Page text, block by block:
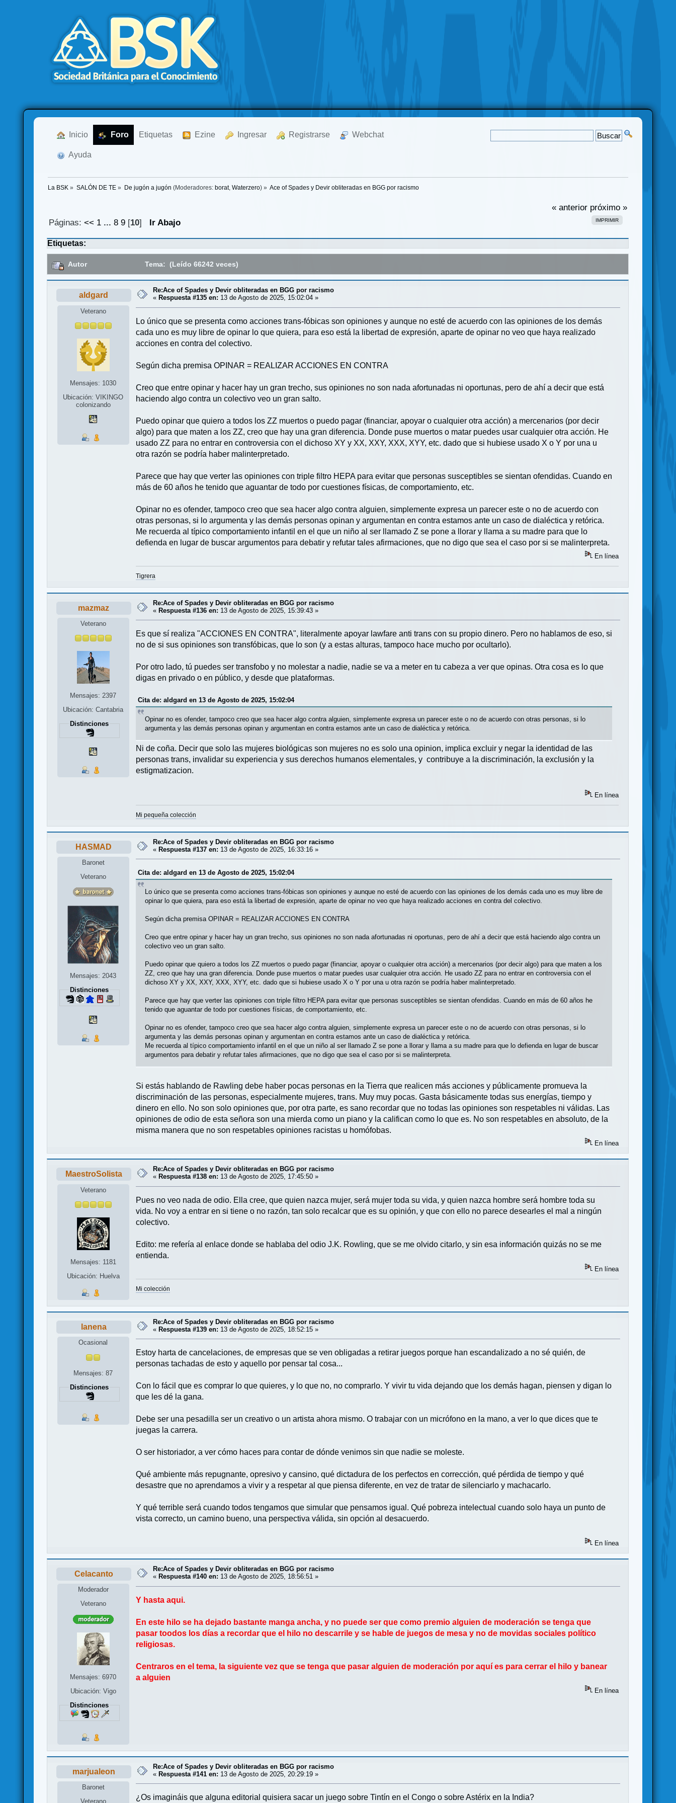
Inicio Foro Etiquetas Ezine Ingresar Registrarse Webchat
Ayuda
La BSK » SALÓN DE TE » De jugón a jugón (Moderadores: borat, Waterzero) » Ace of Spades y Devir obliteradas en BGG por racismo
« anterior próximo »
IMPRIMIR
Páginas: << 1 ... 8 9[10] Ir Abajo
Etiquetas:
Autor Tema: (Leído 66242 veces)
aldgard
Veterano
Mensajes: 1030
Ubicación: VIKINGO
colonizando
Re:Ace of Spades y Devir obliteradas en BGG por racismo
« Respuesta #135 en: 13 de Agosto de 2025, 15:02:04 »
Lo único que se presenta como acciones trans-fóbicas son opiniones y aunque no esté de acuerdo con las opiniones de los demás
cada uno es muy libre de opinar lo que quiera, para eso está la libertad de expresión, aparte de opinar no veo que haya realizado
acciones en contra del colectivo.
Según dicha premisa OPINAR = REALIZAR ACCIONES EN CONTRA
Creo que entre opinar y hacer hay un gran trecho, sus opiniones no son nada afortunadas ni oportunas, pero de ahí a decir que está
haciendo algo contra un colectivo veo un gran salto.
Puedo opinar que quiero a todos los ZZ muertos o puedo pagar (financiar, apoyar o cualquier otra acción) a mercenarios (por decir
algo) para que maten a los ZZ, creo que hay una gran diferencia. Donde puse muertos o matar puedes usar cualquier otra acción. He
usado ZZ para no entrar en controversia con el dichoso XY y XX, XXY, XXX, XYY, etc. dado que si hubiese usado X o Y por una u
otra razón se podría haber malinterpretado.
Parece que hay que verter las opiniones con triple filtro HEPA para evitar que personas susceptibles se sientan ofendidas. Cuando en
más de 60 años he tenido que aguantar de todo por cuestiones físicas, de comportamiento, etc.
Opinar no es ofender, tampoco creo que sea hacer algo contra alguien, simplemente expresa un parecer este o no de acuerdo con
otras personas, si lo argumenta y las demás personas opinan y argumentan en contra estamos ante un caso de dialéctica y retórica.
Me recuerda al típico comportamiento infantil en el que un niño al ser llamado Z se pone a llorar y llama a su madre para que lo
defienda en lugar de buscar argumentos para debatir y refutar tales afirmaciones, que no digo que sea el caso por si se malinterpreta.
En línea
Tigrera
mazmaz
Veterano
Mensajes: 2397
Ubicación: Cantabria
Distinciones
Re:Ace of Spades y Devir obliteradas en BGG por racismo
«Respuesta #136 en: 13 de Agosto de 2025, 15:39:43 »
Es que sí realiza "ACCIONES EN CONTRA", literalmente apoyar lawfare anti trans con su propio dinero. Pero no hablamos de eso, si
no de si sus opiniones son transfóbicas, que lo son (y a estas alturas, tampoco hace mucho por ocultarlo).
Por otro lado, tú puedes ser transfobo y no molestar a nadie, nadie se va a meter en tu cabeza a ver que opinas. Otra cosa es lo que
digas en privado o en público, y desde que plataformas.
Cita de: aldgard en 13 de Agosto de 2025, 15:02:04
Opinar no es ofender, tampoco creo que sea hacer algo contra alguien, simplemente expresa un parecer este o no de acuerdo con otras personas, si lo
argumenta y las demás personas opinan y argumentan en contra estamos ante un caso de dialéctica y retórica.
Ni de coña. Decir que solo las mujeres biológicas son mujeres no es solo una opinion, implica excluir y negar la identidad de las
personas trans, invalidar su experiencia y sus derechos humanos elementales, y contribuye a la discriminación, la exclusión y la
estigmatizacion.
En línea
Mi pequeña colección
HASMAD
Baronet
Veterano
Mensajes: 2043
Distinciones
Re:Ace of Spades y Devir obliteradas en BGG por racismo
«Respuesta #137 en: 13 de Agosto de 2025, 16:33:16 »
Cita de: aldgard en 13 de Agosto de 2025, 15:02:04
Lo único que se presenta como acciones trans-fóbicas son opiniones y aunque no esté de acuerdo con las opiniones de los demás cada uno es muy libre de
opinar lo que quiera, para eso está la libertad de expresión, aparte de opinar no veo que haya realizado acciones en contra del colectivo.
Según dicha premisa OPINAR = REALIZAR ACCIONES EN CONTRA
Creo que entre opinar y hacer hay un gran trecho, sus opiniones no son nada afortunadas ni oportunas, pero de ahí a decir que está haciendo algo contra un
colectivo veo un gran salto.
Puedo opinar que quiero a todos los ZZ muertos o puedo pagar (financiar, apoyar o cualquier otra acción) a mercenarios (por decir algo) para que maten a los
ZZ, creo que hay una gran diferencia. Donde puse muertos o matar puedes usar cualquier otra acción. He usado ZZ para no entrar en controversia con el
dichoso XY y XX, XXY, XXX, XYY, etc. dado que si hubiese usado X o Y por una u otra razón se podría haber malinterpretado.
Parece que hay que verter las opiniones con triple filtro HEPA para evitar que personas susceptibles se sientan ofendidas. Cuando en más de 60 años he
tenido que aguantar de todo por cuestiones físicas, de comportamiento, etc.
Opinar no es ofender, tampoco creo que sea hacer algo contra alguien, simplemente expresa un parecer este o no de acuerdo con otras personas, si lo
argumenta y las demás personas opinan y argumentan en contra estamos ante un caso de dialéctica y retórica.
Me recuerda al típico comportamiento infantil en el que un niño al ser llamado Z se pone a llorar y llama a su madre para que lo defienda en lugar de buscar
argumentos para debatir y refutar tales afirmaciones, que no digo que sea el caso por si se malinterpreta.
Si estás hablando de Rawling debe haber pocas personas en la Tierra que realicen más acciones y públicamente promueva la
discriminación de las personas, especialmente mujeres, trans. Muy muy pocas. Gasta básicamente todas sus energías, tiempo y
dinero en ello. No son solo opiniones que, por otra parte, es sano recordar que no todas las opiniones son respetables ni válidas. Las
opiniones de odio de esta señora son una mierda como un piano y la califican como lo que es. No son respetables en absoluto, de la
misma manera que no son respetables opiniones racistas u homófobas.
En línea
MaestroSolista
Veterano
Mensajes: 1181
Ubicación: Huelva
Re:Ace of Spades y Devir obliteradas en BGG por racismo
« Respuesta #138 en: 13 de Agosto de 2025, 17:45:50 »
Pues no veo nada de odio. Ella cree, que quien nazca mujer, será mujer toda su vida, y quien nazca hombre será hombre toda su
vida. No voy a entrar en si tiene o no razón, tan solo recalcar que es su opinión, y que con ello no parece desearles el mal a ningún
colectivo.
Edito: me refería al enlace donde se hablaba del odio J.K. Rowling, que se me olvido citarlo, y sin esa información quizás no se me
entienda.
En línea
Mi colección
lanena
Ocasional
Mensajes: 87
Distinciones
Re:Ace of Spades y Devir obliteradas en BGG por racismo
« Respuesta #139 en: 13 de Agosto de 2025, 18:52:15 »
Estoy harta de cancelaciones, de empresas que se ven obligadas a retirar juegos porque han escandalizado a no sé quién, de
personas tachadas de esto y aquello por pensar tal cosa...
Con lo fácil que es comprar lo que quieres, y lo que no, no comprarlo. Y vivir tu vida dejando que los demás hagan, piensen y digan lo
que les dé la gana.
Debe ser una pesadilla ser un creativo o un artista ahora mismo. O trabajar con un micrófono en la mano, a ver lo que dices que te
juegas la carrera.
O ser historiador, a ver cómo haces para contar de dónde venimos sin que nadie se moleste.
Qué ambiente más repugnante, opresivo y cansino, qué dictadura de los perfectos en corrección, qué pérdida de tiempo y qué
desastre que no aprendamos a vivir y a respetar al que piensa diferente, en vez de tratar de silenciarlo y machacarlo.
Y qué terrible será cuando todos tengamos que simular que pensamos igual. Qué pobreza intelectual cuando solo haya un punto de
vista correcto, un camino bueno, una perspectiva válida, sin opción al desacuerdo.
En línea
Celacanto
Moderador
Veterano
Mensajes: 6970
Ubicación: Vigo
Distinciones
Re:Ace of Spades y Devir obliteradas en BGG por racismo
« Respuesta #140 en: 13 de Agosto de 2025, 18:56:51 »
Y hasta aqui.
En este hilo se ha dejado bastante manga ancha, y no puede ser que como premio alguien de moderación se tenga que
pasar toodos los días a recordar que el hilo no descarrile y se hable de juegos de mesa y no de movidas sociales político
religiosas.
Centraros en el tema, la siguiente vez que se tenga que pasar alguien de moderación por aquí es para cerrar el hilo y banear
a alguien
En línea
marjualeon
Baronet
Veterano
Re:Ace of Spades y Devir obliteradas en BGG por racismo
«Respuesta #141 en: 13 de Agosto de 2025, 20:29:19 »
¿Os imagináis que alguna editorial quisiera sacar un juego sobre Tintín en el Congo o sobre Astérix en la India?